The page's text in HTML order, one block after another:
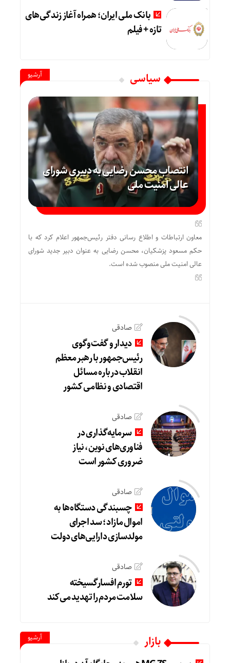
بانک ملی ایران؛ همراه آغاز زندگی‌های
تازه + فیلم
سیاسی آرشیو
انتصاب محسن رضایی به دبیری شورای
عالی امنیت ملی
معاون ارتباطات و اطلاع رسانی دفتر رئیس‌جمهور اعلام کرد که با
حکم مسعود پزشکیان، محسن رضایی به عنوان دبیر جدید شورای
عالی امنیت ملی منصوب شده است.
صادقی
دیدار و گفت‌وگوی
رئیس‌جمهور با رهبر معظم
انقلاب درباره مسائل
اقتصادی و نظامی کشور
صادقی
سرمایه‌گذاری در
فناوری‌های نوین، نیاز
ضروری کشور است
صادقی
چسبندگی دستگاه‌ها به
اموال مازاد؛ سد اجرای
مولدسازی دارایی‌های دولت
صادقی
تورم افسارگسیخته
سلامت مردم را تهدید می‌کند
بازار آرشیو